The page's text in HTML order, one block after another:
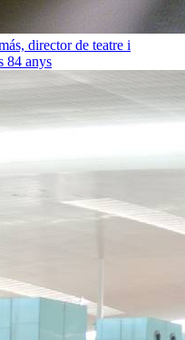
director de teatre i
84 anys